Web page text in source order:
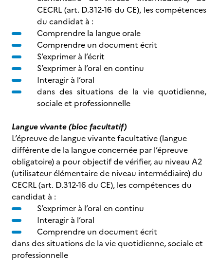
CECRL (art. D.312-16 du CE), les compétences
du candidat à :
Comprendre la langue orale
Comprendre un document écrit
S’exprimer à l’écrit
S’exprimer à l’oral en continu
Interagir à l’oral
dans des situations de la vie quotidienne,
sociale et professionnelle
Langue vivante (bloc facultatif)
L’épreuve de langue vivante facultative (langue
différente de la langue concernée par l’épreuve
obligatoire) a pour objectif de vérifier, au niveau A2
(utilisateur élémentaire de niveau intermédiaire) du
CECRL (art. D.312-16 du CE), les compétences du
candidat à :
S’exprimer à l’oral en continu
Interagir à l’oral
Comprendre un document écrit
dans des situations de la vie quotidienne, sociale et
professionnelle